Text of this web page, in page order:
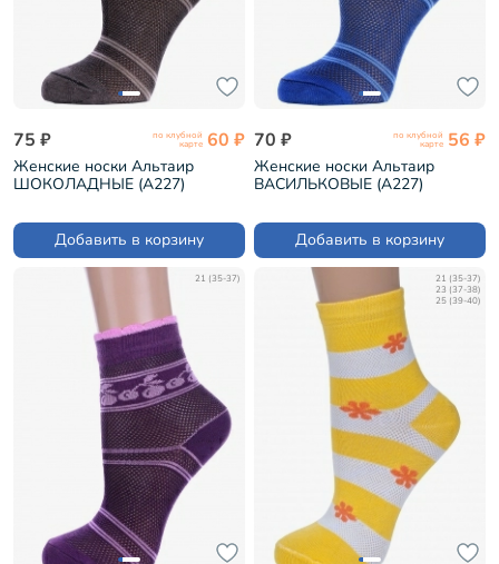
75 ₽ по клубной
карте 60 ₽
Женские носки Альтаир
ШОКОЛАДНЫЕ (А227)
Добавить в корзину
70 ₽ по клубной
карте 56 ₽
Женские носки Альтаир
ВАСИЛЬКОВЫЕ (А227)
Добавить в корзину
21 (35-37)
21 (35-37)
23 (37-38)
25 (39-40)